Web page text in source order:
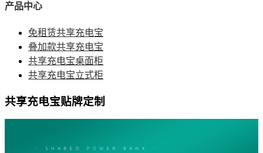
产品中心
免租赁共享充电宝
叠加款共享充电宝
共享充电宝桌面柜
共享充电宝立式柜
共享充电宝贴牌定制